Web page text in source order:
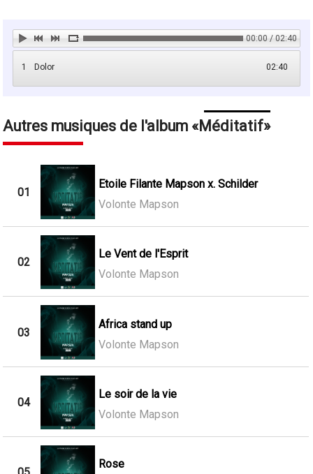
00:00 / 02:40
1 02:40
Dolor
Autres musiques de l'album Méditatif
01
Etoile Filante Mapson x. Schilder
Volonte Mapson
02
Le Vent de l'Esprit
Volonte Mapson
03
Africa stand up
Volonte Mapson
04
Le soir de la vie
Volonte Mapson
Rose